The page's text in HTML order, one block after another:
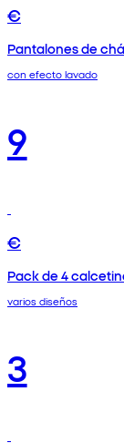
€
Pantalones de
con efecto lavado
9
€
Pack de 4
varios diseños
3